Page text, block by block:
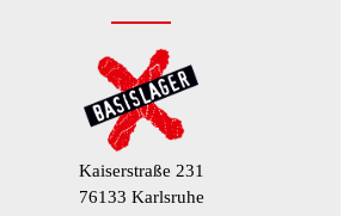
Kaiserstraße 231
76133 Karlsruhe